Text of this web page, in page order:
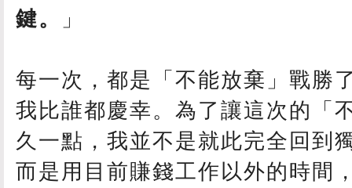
鍵。
」
每一次，都是「不能放棄」戰勝
我比誰都慶幸。為了讓這次的「
久一點，我並不是就此完全回到
而是用目前賺錢工作以外的時間